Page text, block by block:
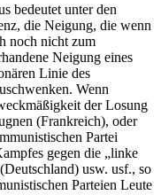
bedeutet unter den
die Neigung, die wenn
noch nicht zum
Neigung eines
Linie des
Wenn
der Losung
(Frankreich), oder
Partei
gegen die „linke
usw. usf., so
Parteien Leute